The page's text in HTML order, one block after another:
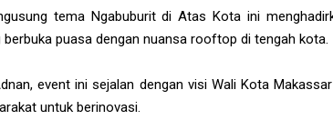
tema Ngabuburit di Atas Kota ini
berbuka puasa dengan nuansa rooftop di tengah kota.
event ini sejalan dengan visi Wali Kota
untuk berinovasi.